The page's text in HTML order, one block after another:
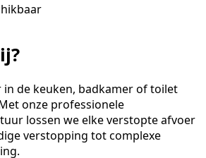
in de keuken, badkamer of toilet
onze professionele
lossen we elke verstopte afvoer
verstopping tot complexe